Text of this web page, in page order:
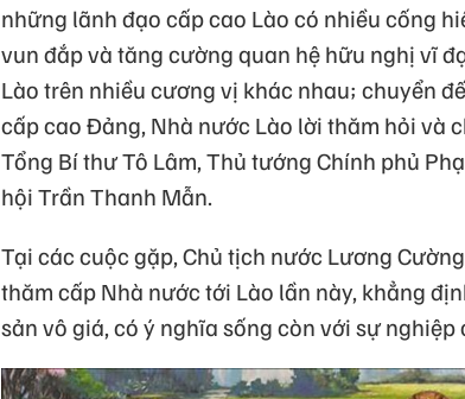
những lãnh đạo cấp cao Lào có nhiều cống
vun đắp và tăng cường quan hệ hữu nghị vĩ
Lào trên nhiều cương vị khác nhau; chuyển
cấp cao Đảng, Nhà nước Lào lời thăm hỏi và
Tổng Bí thư Tô Lâm, Thủ tướng Chính phủ
hội Trần Thanh Mẫn.
Tại các cuộc gặp, Chủ tịch nước Lương
thăm cấp Nhà nước tới Lào lần này, khẳng
sản vô giá, có ý nghĩa sống còn với sự